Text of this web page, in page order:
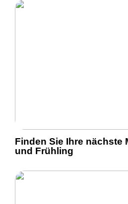
Finden Sie Ihre nächste
und Frühling